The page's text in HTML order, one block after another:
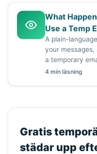
What
Use a Temp
A plain-
your
a temporary
4 min läsning
Gratis
städar upp